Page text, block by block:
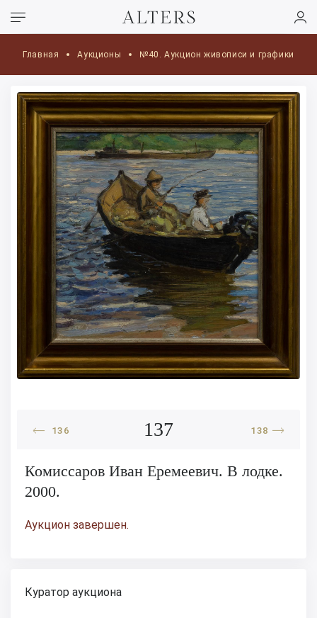
Главная Аукционы №40. Аукцион живописи и графики
136 137 138
Комиссаров Иван Еремеевич. В лодке.
2000.
Аукцион завершен.
Куратор аукциона